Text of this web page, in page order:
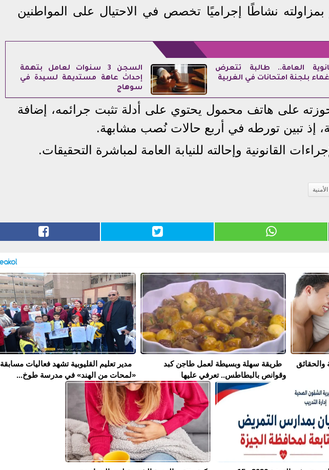
بمزاولته نشاطًا إجراميًا تخصص في الاحتيال على المواطنين
العامة.. طالبة تتعرض
بلجنة امتحانات في الغربية
السجن 3 سنوات لعامل بتهمة
إحداث عاهة مستديمة لسيدة في
سوهاج
على هاتف محمول يحتوي على أدلة تثبت جرائمه، إضافة
إذ تبين تورطه في أربع حالات نُصب مشابهة.
القانونية وإحالته للنيابة العامة لمباشرة التحقيقات.
والحقائق
طريقة سهلة وبسيطة لعمل طاجن كبد
وقوانص بالبطاطس.. تعرفي عليها
مدير تعليم القليوبية تشهد فعاليات مسابقة
«لمحات من الهند» في مدرسة طوخ...